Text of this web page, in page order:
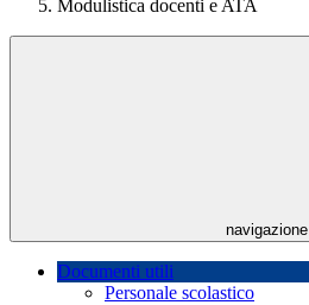
Modulistica docenti e ATA
navigazione
Documenti utili
Personale scolastico